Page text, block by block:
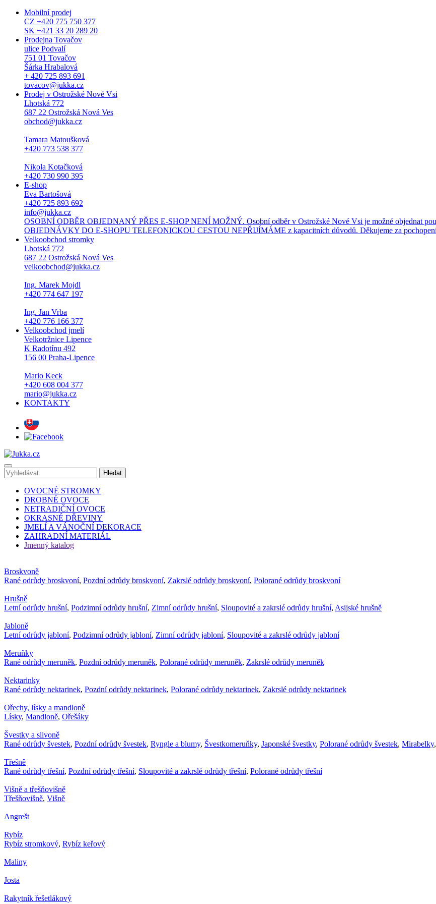
Mobilní prodej
CZ +420 775 750 377
SK +421 33 20 289 20
Prodejna Tovačov
ulice Podvalí
751 01 Tovačov
Šárka Hrabalová
+ 420 725 893 691
tovacov@jukka.cz
Prodej v Ostrožské Nové Vsi
Lhotská 772
687 22 Ostrožská Nová Ves
obchod@jukka.cz
Tamara Matoušková
+420 773 538 377
Nikola Kotačková
+420 730 990 395
E-shop
Eva Bartošová
+420 725 893 692
info@jukka.cz
OSOBNÍ ODBĚR OBJEDNANÝ PŘES E-SHOP NENÍ MOŽNÝ. Osobní odběr v Ostrožské Nové Vsi je možné objednat
OBJEDNÁVKY DO E-SHOPU TELEFONICKOU CESTOU NEPŘIJÍMÁME z kapacitních důvodů. Děkujeme za
Velkoobchod stromky
Lhotská 772
687 22 Ostrožská Nová Ves
velkoobchod@jukka.cz
Ing. Marek Mojdl
+420 774 647 197
Ing. Jan Vrba
+420 776 166 377
Velkoobchod jmelí
Velkotržnice Lipence
K Radotínu 492
156 00 Praha-Lipence
Mario Keck
+420 608 004 377
mario@jukka.cz
KONTAKTY
OVOCNÉ STROMKY
DROBNÉ OVOCE
NETRADIČNÍ OVOCE
OKRASNÉ DŘEVINY
JMELÍ A VÁNOČNÍ DEKORACE
ZAHRADNÍ MATERIÁL
Jmenný katalog
Broskvoně
Rané odrůdy broskvoní, Pozdní odrůdy broskvoní, Zakrslé odrůdy broskvoní, Polorané odrůdy broskvoní
Hrušně
Letní odrůdy hrušní, Podzimní odrůdy hrušní, Zimní odrůdy hrušní, Sloupovité a zakrslé odrůdy hrušní, Asijské hrušně
Jabloně
Letní odrůdy jabloní, Podzimní odrůdy jabloní, Zimní odrůdy jabloní, Sloupovité a zakrslé odrůdy jabloní
Meruňky
Rané odrůdy meruněk, Pozdní odrůdy meruněk, Polorané odrůdy meruněk, Zakrslé odrůdy meruněk
Nektarinky
Rané odrůdy nektarinek, Pozdní odrůdy nektarinek, Polorané odrůdy nektarinek, Zakrslé odrůdy nektarinek
Ořechy, lísky a mandloně
Lísky, Mandloně, Ořešáky
Švestky a slivoně
Rané odrůdy švestek, Pozdní odrůdy švestek, Ryngle a blumy, Švestkomeruňky, Japonské švestky, Polorané odrůdy švestek, Mirabelky,
Třešně
Rané odrůdy třešní, Pozdní odrůdy třešní, Sloupovité a zakrslé odrůdy třešní, Polorané odrůdy třešní
Višně a třešňovišně
Třešňovišně, Višně
Angrešt
Rybíz
Rybíz stromkový, Rybíz keřový
Maliny
Josta
Rakytník řešetlákový